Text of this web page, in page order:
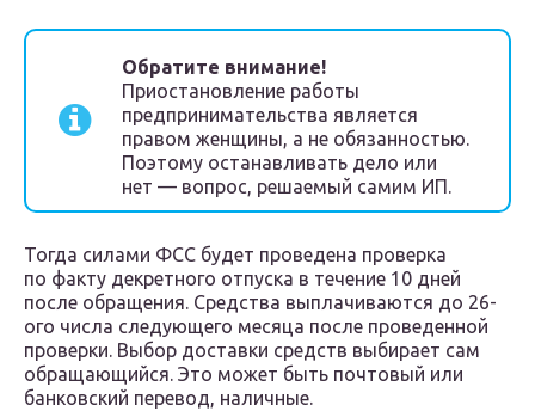
Обратите внимание!
Приостановление работы
предпринимательства является
правом женщины, а не обязанностью.
Поэтому останавливать дело или
нет — вопрос, решаемый самим ИП.
Тогда силами ФСС будет проведена проверка
по факту декретного отпуска в течение 10 дней
после обращения. Средства выплачиваются до 26-
ого числа следующего месяца после проведенной
проверки. Выбор доставки средств выбирает сам
обращающийся. Это может быть почтовый или
банковский перевод, наличные.